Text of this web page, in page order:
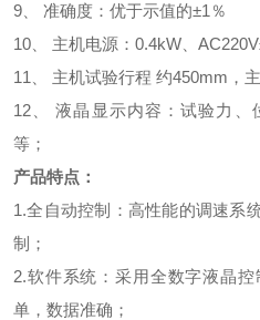
9、 准确度：优于示值的±1％
10、 主机电源：0.4kW、
11、 主机试验行程 约450mm，
12、 液晶显示内容：试验力、
等；
产品特点：
1.全自动控制：高性能的调速系
制；
2.软件系统：采用全数字液晶
单，数据准确；